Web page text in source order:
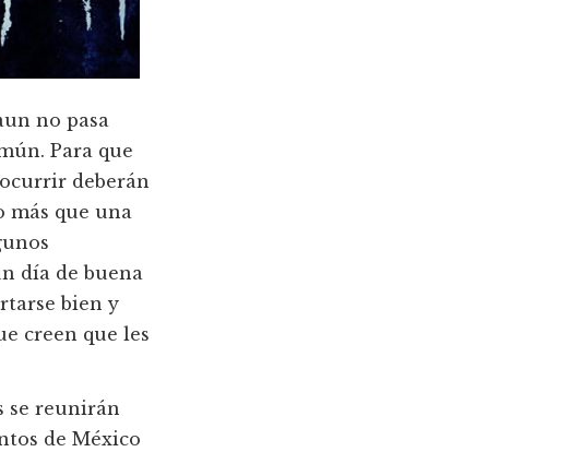
no pasa
Para que
deberán
más que una
día de buena
bien y
creen que les
se reunirán
de México